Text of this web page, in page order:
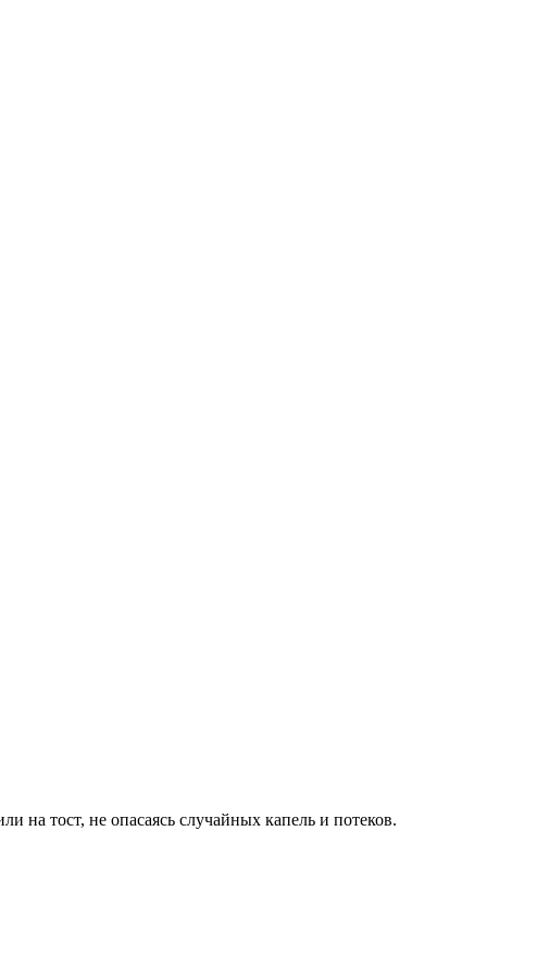
на тост, не опасаясь случайных капель и потеков.